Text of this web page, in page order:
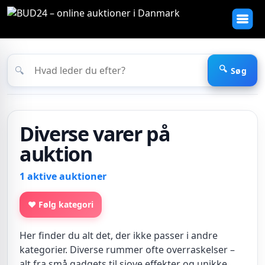
🔍 Søg
Diverse varer på
auktion
1 aktive auktioner
♥ Følg kategori
Her finder du alt det, der ikke passer i andre
kategorier. Diverse rummer ofte overraskelser –